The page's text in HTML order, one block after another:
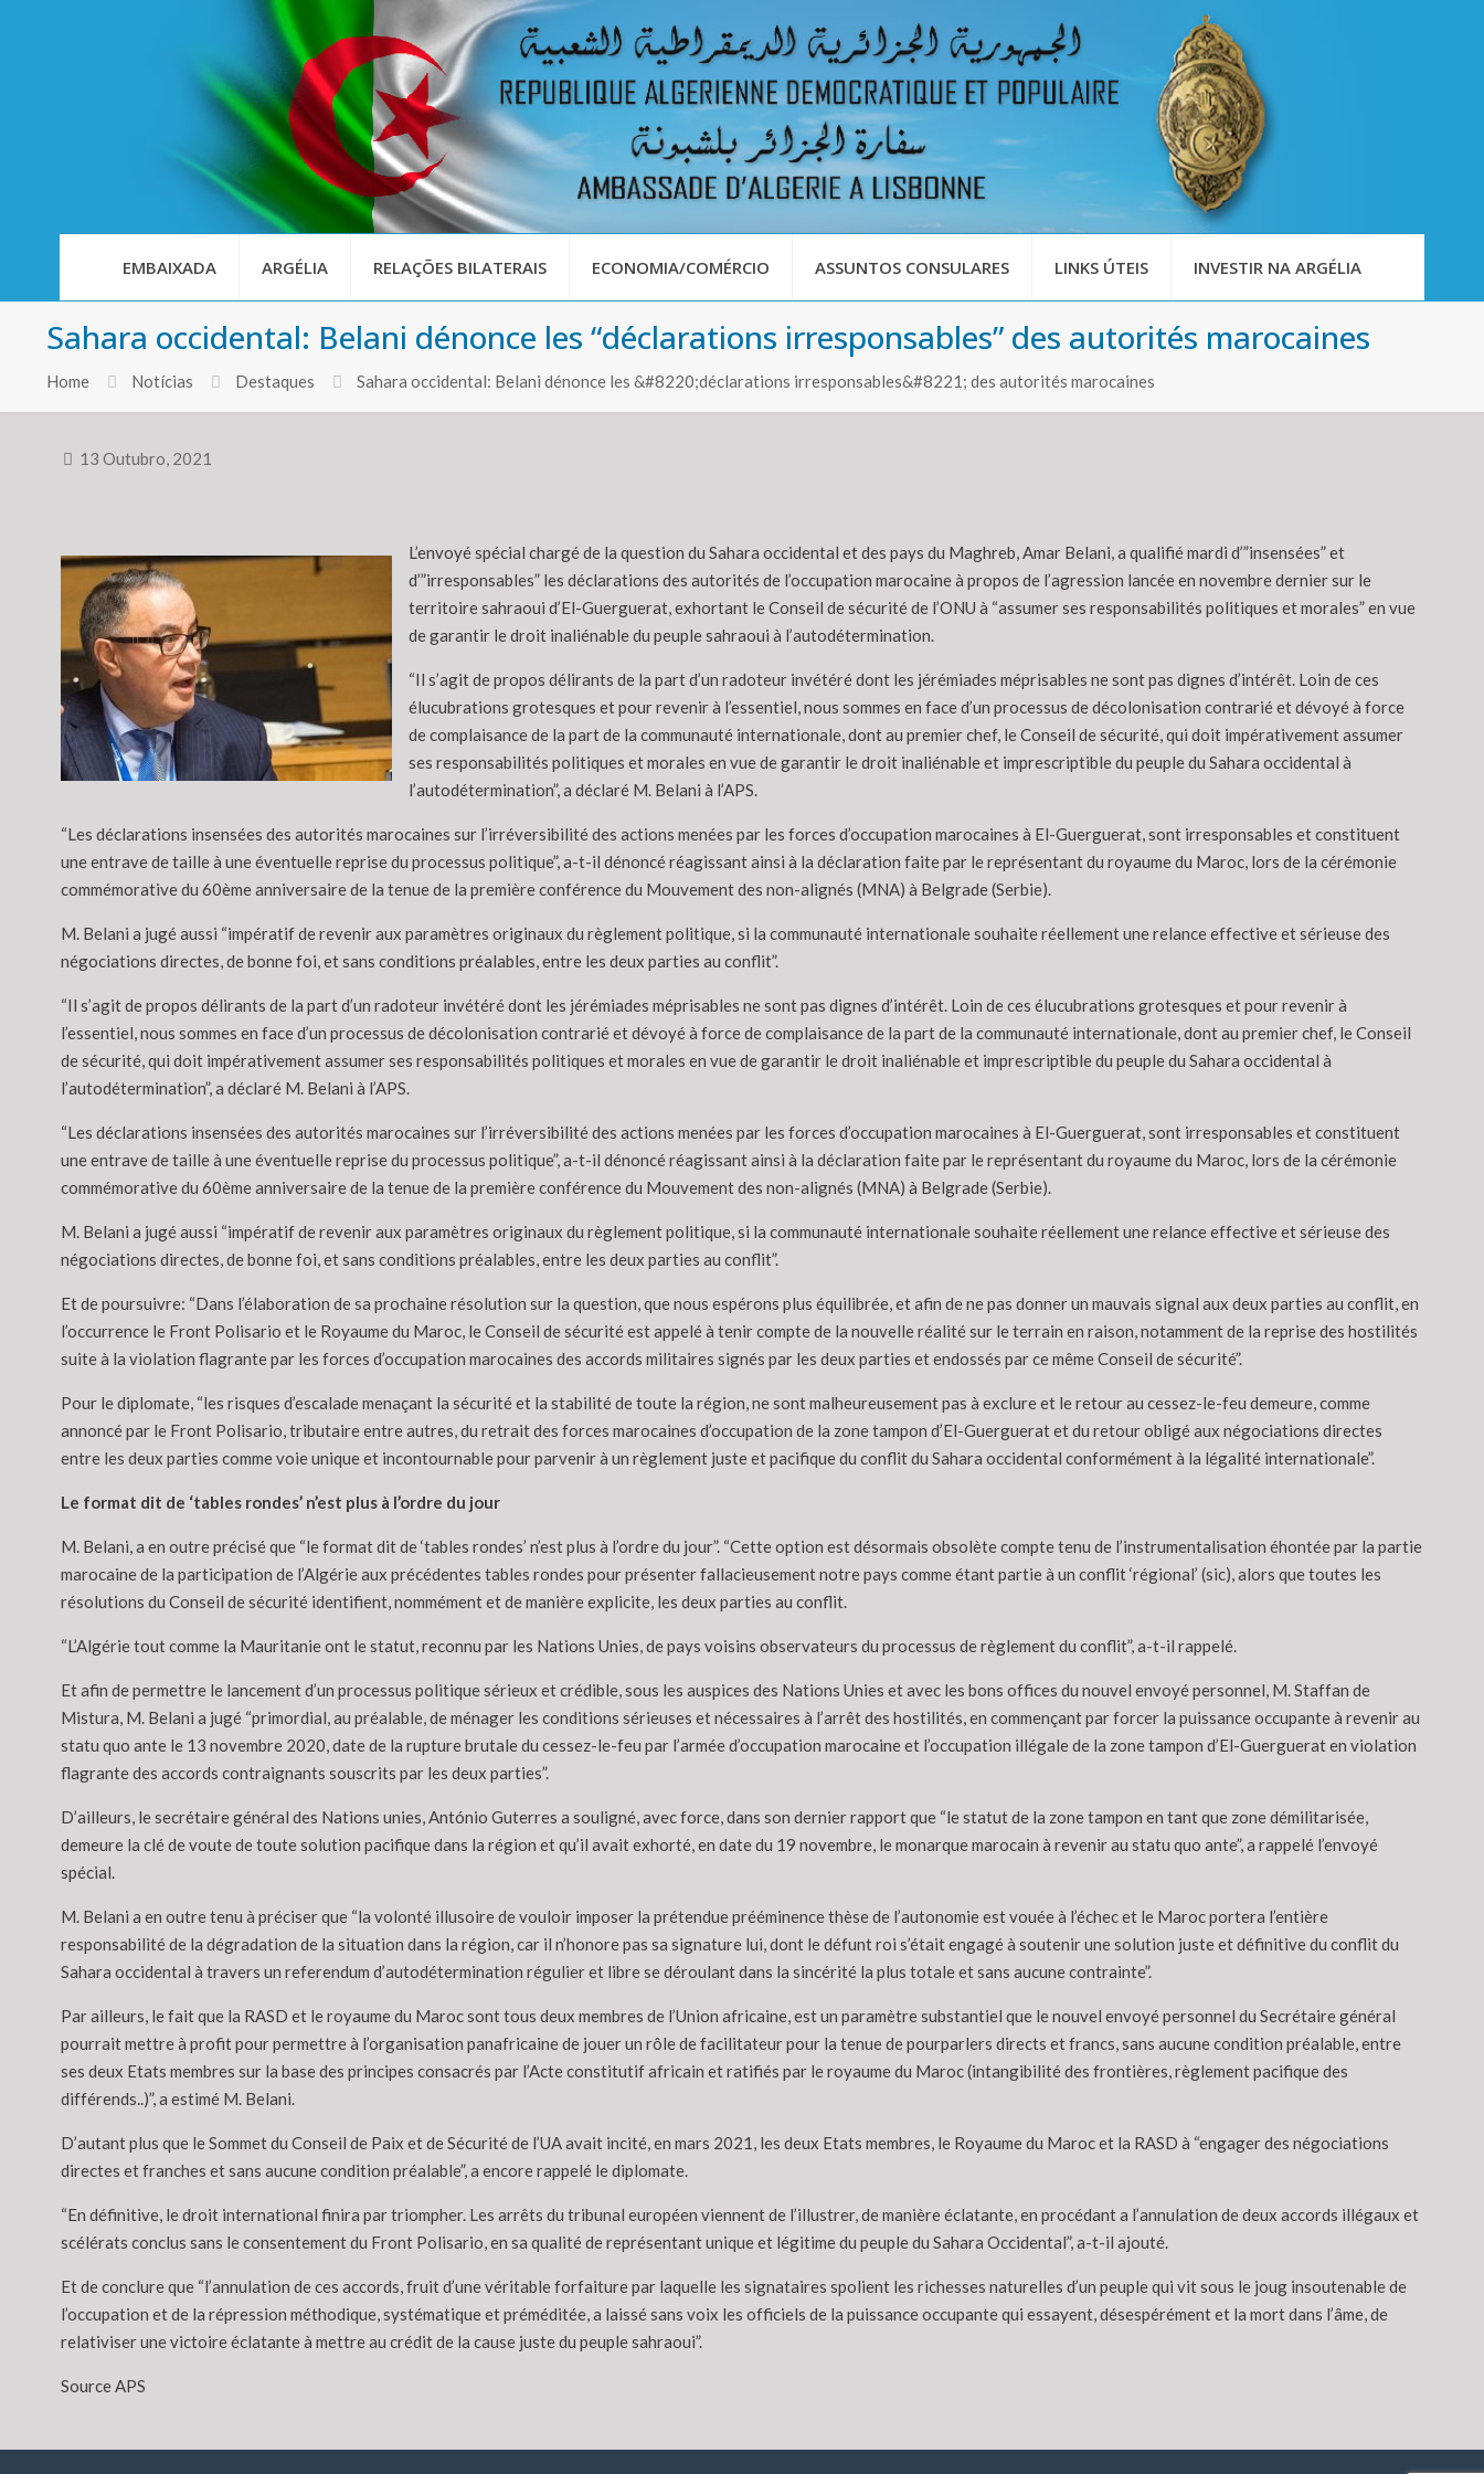
EMBAIXADA ARGÉLIA RELAÇÕES BILATERAIS ECONOMIA/COMÉRCIO ASSUNTOS CONSULARES LINKS ÚTEIS INVESTIR NA ARGÉLIA
Sahara occidental: Belani dénonce les “déclarations irresponsables” des autorités marocaines
Home Notícias Destaques Sahara occidental: Belani dénonce les &#8220;déclarations irresponsables&#8221; des autorités marocaines
13 Outubro, 2021
L’envoyé spécial chargé de la question du Sahara occidental et des pays du Maghreb, Amar Belani, a qualifié mardi d’”insensées” et
d’”irresponsables” les déclarations des autorités de l’occupation marocaine à propos de l’agression lancée en novembre dernier sur le
territoire sahraoui d’El-Guerguerat, exhortant le Conseil de sécurité de l’ONU à “assumer ses responsabilités politiques et morales” en vue
de garantir le droit inaliénable du peuple sahraoui à l’autodétermination.
“Il s’agit de propos délirants de la part d’un radoteur invétéré dont les jérémiades méprisables ne sont pas dignes d’intérêt. Loin de ces
élucubrations grotesques et pour revenir à l’essentiel, nous sommes en face d’un processus de décolonisation contrarié et dévoyé à force
de complaisance de la part de la communauté internationale, dont au premier chef, le Conseil de sécurité, qui doit impérativement assumer
ses responsabilités politiques et morales en vue de garantir le droit inaliénable et imprescriptible du peuple du Sahara occidental à
l’autodétermination”, a déclaré M. Belani à l’APS.
“Les déclarations insensées des autorités marocaines sur l’irréversibilité des actions menées par les forces d’occupation marocaines à El-Guerguerat, sont irresponsables et constituent
une entrave de taille à une éventuelle reprise du processus politique”, a-t-il dénoncé réagissant ainsi à la déclaration faite par le représentant du royaume du Maroc, lors de la cérémonie
commémorative du 60ème anniversaire de la tenue de la première conférence du Mouvement des non-alignés (MNA) à Belgrade (Serbie).
M. Belani a jugé aussi “impératif de revenir aux paramètres originaux du règlement politique, si la communauté internationale souhaite réellement une relance effective et sérieuse des
négociations directes, de bonne foi, et sans conditions préalables, entre les deux parties au conflit”.
“Il s’agit de propos délirants de la part d’un radoteur invétéré dont les jérémiades méprisables ne sont pas dignes d’intérêt. Loin de ces élucubrations grotesques et pour revenir à
l’essentiel, nous sommes en face d’un processus de décolonisation contrarié et dévoyé à force de complaisance de la part de la communauté internationale, dont au premier chef, le Conseil
de sécurité, qui doit impérativement assumer ses responsabilités politiques et morales en vue de garantir le droit inaliénable et imprescriptible du peuple du Sahara occidental à
l’autodétermination”, a déclaré M. Belani à l’APS.
“Les déclarations insensées des autorités marocaines sur l’irréversibilité des actions menées par les forces d’occupation marocaines à El-Guerguerat, sont irresponsables et constituent
une entrave de taille à une éventuelle reprise du processus politique”, a-t-il dénoncé réagissant ainsi à la déclaration faite par le représentant du royaume du Maroc, lors de la cérémonie
commémorative du 60ème anniversaire de la tenue de la première conférence du Mouvement des non-alignés (MNA) à Belgrade (Serbie).
M. Belani a jugé aussi “impératif de revenir aux paramètres originaux du règlement politique, si la communauté internationale souhaite réellement une relance effective et sérieuse des
négociations directes, de bonne foi, et sans conditions préalables, entre les deux parties au conflit”.
Et de poursuivre: “Dans l’élaboration de sa prochaine résolution sur la question, que nous espérons plus équilibrée, et afin de ne pas donner un mauvais signal aux deux parties au conflit, en
l’occurrence le Front Polisario et le Royaume du Maroc, le Conseil de sécurité est appelé à tenir compte de la nouvelle réalité sur le terrain en raison, notamment de la reprise des hostilités
suite à la violation flagrante par les forces d’occupation marocaines des accords militaires signés par les deux parties et endossés par ce même Conseil de sécurité”.
Pour le diplomate, “les risques d’escalade menaçant la sécurité et la stabilité de toute la région, ne sont malheureusement pas à exclure et le retour au cessez-le-feu demeure, comme
annoncé par le Front Polisario, tributaire entre autres, du retrait des forces marocaines d’occupation de la zone tampon d’El-Guerguerat et du retour obligé aux négociations directes
entre les deux parties comme voie unique et incontournable pour parvenir à un règlement juste et pacifique du conflit du Sahara occidental conformément à la légalité internationale”.
Le format dit de ‘tables rondes’ n’est plus à l’ordre du jour
M. Belani, a en outre précisé que “le format dit de ‘tables rondes’ n’est plus à l’ordre du jour”. “Cette option est désormais obsolète compte tenu de l’instrumentalisation éhontée par la partie
marocaine de la participation de l’Algérie aux précédentes tables rondes pour présenter fallacieusement notre pays comme étant partie à un conflit ‘régional’ (sic), alors que toutes les
résolutions du Conseil de sécurité identifient, nommément et de manière explicite, les deux parties au conflit.
“L’Algérie tout comme la Mauritanie ont le statut, reconnu par les Nations Unies, de pays voisins observateurs du processus de règlement du conflit”, a-t-il rappelé.
Et afin de permettre le lancement d’un processus politique sérieux et crédible, sous les auspices des Nations Unies et avec les bons offices du nouvel envoyé personnel, M. Staffan de
Mistura, M. Belani a jugé “primordial, au préalable, de ménager les conditions sérieuses et nécessaires à l’arrêt des hostilités, en commençant par forcer la puissance occupante à revenir au
statu quo ante le 13 novembre 2020, date de la rupture brutale du cessez-le-feu par l’armée d’occupation marocaine et l’occupation illégale de la zone tampon d’El-Guerguerat en violation
flagrante des accords contraignants souscrits par les deux parties”.
D’ailleurs, le secrétaire général des Nations unies, António Guterres a souligné, avec force, dans son dernier rapport que “le statut de la zone tampon en tant que zone démilitarisée,
demeure la clé de voute de toute solution pacifique dans la région et qu’il avait exhorté, en date du 19 novembre, le monarque marocain à revenir au statu quo ante”, a rappelé l’envoyé
spécial.
M. Belani a en outre tenu à préciser que “la volonté illusoire de vouloir imposer la prétendue prééminence thèse de l’autonomie est vouée à l’échec et le Maroc portera l’entière
responsabilité de la dégradation de la situation dans la région, car il n’honore pas sa signature lui, dont le défunt roi s’était engagé à soutenir une solution juste et définitive du conflit du
Sahara occidental à travers un referendum d’autodétermination régulier et libre se déroulant dans la sincérité la plus totale et sans aucune contrainte”.
Par ailleurs, le fait que la RASD et le royaume du Maroc sont tous deux membres de l’Union africaine, est un paramètre substantiel que le nouvel envoyé personnel du Secrétaire général
pourrait mettre à profit pour permettre à l’organisation panafricaine de jouer un rôle de facilitateur pour la tenue de pourparlers directs et francs, sans aucune condition préalable, entre
ses deux Etats membres sur la base des principes consacrés par l’Acte constitutif africain et ratifiés par le royaume du Maroc (intangibilité des frontières, règlement pacifique des
différends..)”, a estimé M. Belani.
D’autant plus que le Sommet du Conseil de Paix et de Sécurité de l’UA avait incité, en mars 2021, les deux Etats membres, le Royaume du Maroc et la RASD à “engager des négociations
directes et franches et sans aucune condition préalable”, a encore rappelé le diplomate.
“En définitive, le droit international finira par triompher. Les arrêts du tribunal européen viennent de l’illustrer, de manière éclatante, en procédant a l’annulation de deux accords illégaux et
scélérats conclus sans le consentement du Front Polisario, en sa qualité de représentant unique et légitime du peuple du Sahara Occidental”, a-t-il ajouté.
Et de conclure que “l’annulation de ces accords, fruit d’une véritable forfaiture par laquelle les signataires spolient les richesses naturelles d’un peuple qui vit sous le joug insoutenable de
l’occupation et de la répression méthodique, systématique et préméditée, a laissé sans voix les officiels de la puissance occupante qui essayent, désespérément et la mort dans l’âme, de
relativiser une victoire éclatante à mettre au crédit de la cause juste du peuple sahraoui”.
Source APS